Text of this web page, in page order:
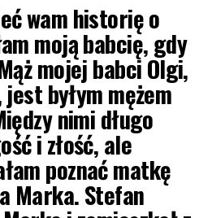
wam historię o
moją babcię, gdy
mojej babci Olgi,
byłym mężem
nimi długo
i złość, ale
poznać matkę
Marka. Stefan